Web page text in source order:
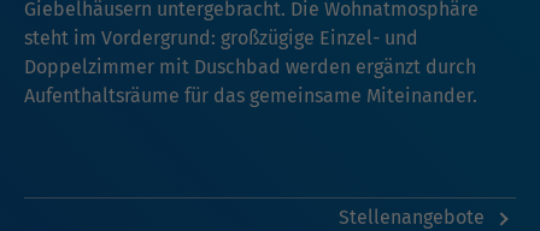
Giebelhäusern untergebracht. Die Wohnatmosphäre
steht im Vordergrund: großzügige Einzel- und
Doppelzimmer mit Duschbad werden ergänzt durch
Aufenthaltsräume für das gemeinsame Miteinander.
Stellenangebote